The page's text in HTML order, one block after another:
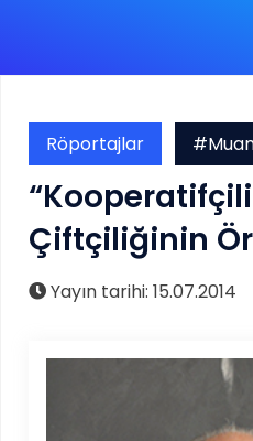
Röportajlar
Çiftçiliğinin
Yayın tarihi: 15.07.2014